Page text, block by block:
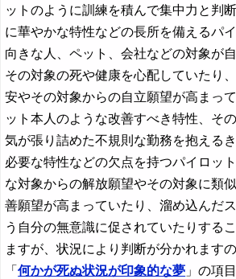
ットのように訓練を積んで集中力と判
に華やかな特性などの長所を備えるパ
向きな人、ペット、会社などの対象が
その対象の死や健康を心配していたり
安やその対象からの自立願望が高まっ
ット本人のような改善すべき特性、そ
気が張り詰めた不規則な勤務を抱える
必要な特性などの欠点を持つパイロッ
な対象からの解放願望やその対象に類
善願望が高まっていたり、溜め込んだ
う自分の無意識に促されていたりする
ますが、状況により判断が分かれます
「何かが死ぬ状況が印象的な夢 」の項